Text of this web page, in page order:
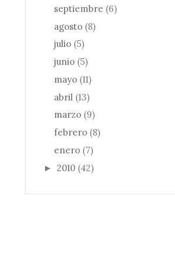
septiembre (6)
agosto (8)
julio (5)
junio (5)
mayo (11)
abril (13)
marzo (9)
febrero (8)
enero (7)
► 2010 (42)